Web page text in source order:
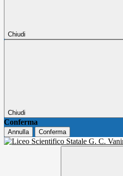
Chiudi
Chiudi
Conferma
Annulla Conferma